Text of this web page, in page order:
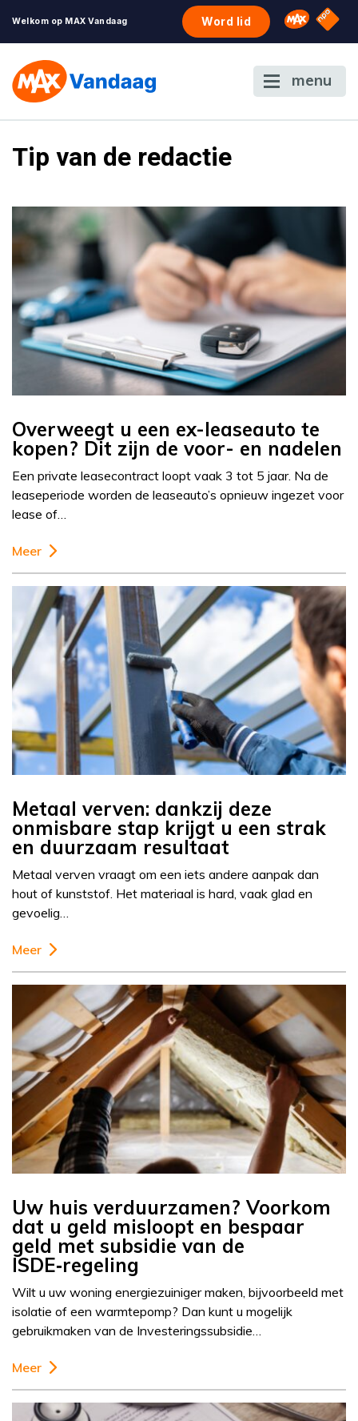
Welkom op MAX Vandaag Word lid Omroep
NPO
menu
Tip van de redactie
Overweegt u een ex-leaseauto te
kopen? Dit zijn de voor- en nadelen
Een private leasecontract loopt vaak 3 tot 5 jaar. Na de
leaseperiode worden de leaseauto’s opnieuw ingezet voor
lease of…
Meer
Metaal verven: dankzij deze
onmisbare stap krijgt u een strak
en duurzaam resultaat
Metaal verven vraagt om een iets andere aanpak dan
hout of kunststof. Het materiaal is hard, vaak glad en
gevoelig…
Meer
Uw huis verduurzamen? Voorkom
dat u geld misloopt en bespaar
geld met subsidie van de
ISDE‑regeling
Wilt u uw woning energiezuiniger maken, bijvoorbeeld met
isolatie of een warmtepomp? Dan kunt u mogelijk
gebruikmaken van de Investeringssubsidie…
Meer